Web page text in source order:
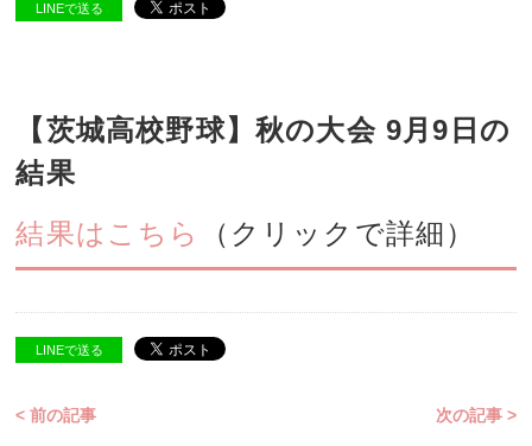
LINEで送る
【茨城高校野球】秋の大会 9月9日の
結果
結果はこちら
（クリックで詳細）
LINEで送る
< 前の記事 次の記事 >